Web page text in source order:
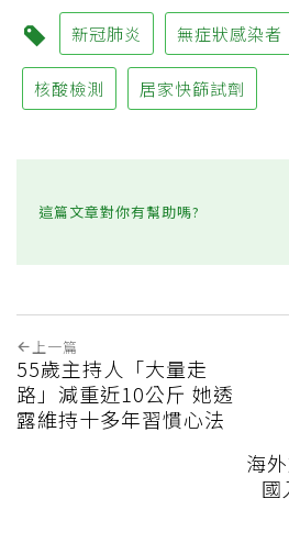
新冠肺炎 無症狀感染者
核酸檢測 居家快篩試劑
這篇文章對你有幫助嗎?
上一篇
55歲主持人「大量走
路」減重近10公斤 她透
露維持十多年習慣心法
海
國